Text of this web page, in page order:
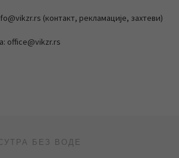
(контакт, рекламације, захтеви)
office@vikzr.rs
БЕЗ ВОДЕ